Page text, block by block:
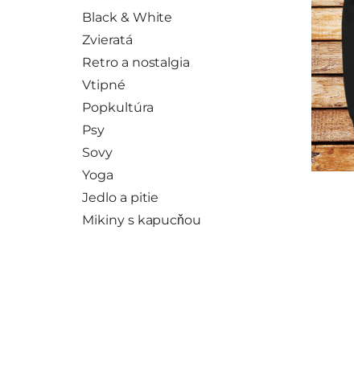
Black & White
Zvieratá
Retro a nostalgia
Vtipné
Popkultúra
Psy
Sovy
Yoga
Jedlo a pitie
Mikiny s kapucňou